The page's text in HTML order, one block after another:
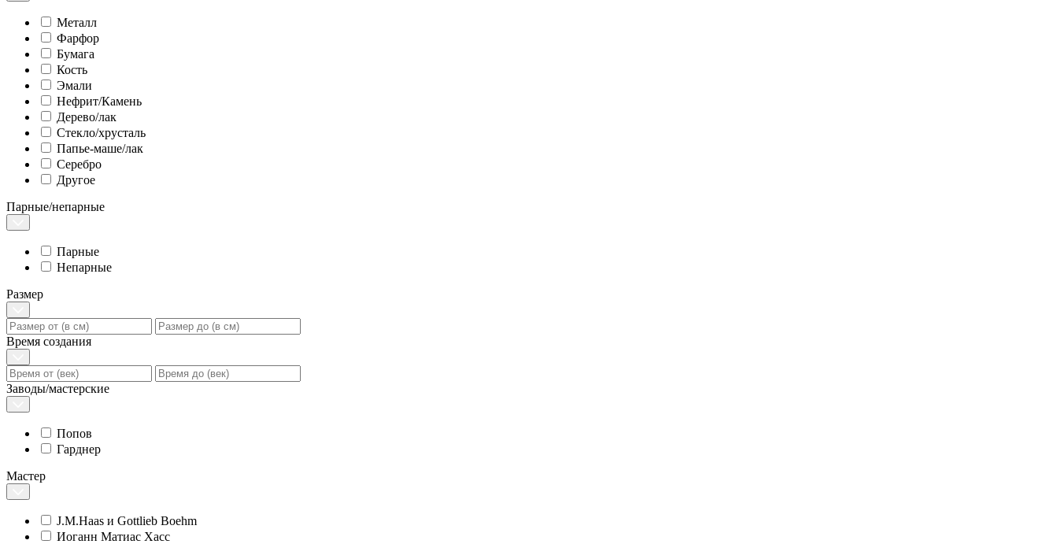
Металл
Фарфор
Бумага
Кость
Эмали
Нефрит/Камень
Дерево/лак
Стекло/хрусталь
Папье-маше/лак
Серебро
Другое
Парные/непарные
Парные
Непарные
Размер
Время создания
Заводы/мастерские
Попов
Гарднер
Мастер
J.M.Haas и Gottlieb Boehm
Иоганн Матиас Хасс